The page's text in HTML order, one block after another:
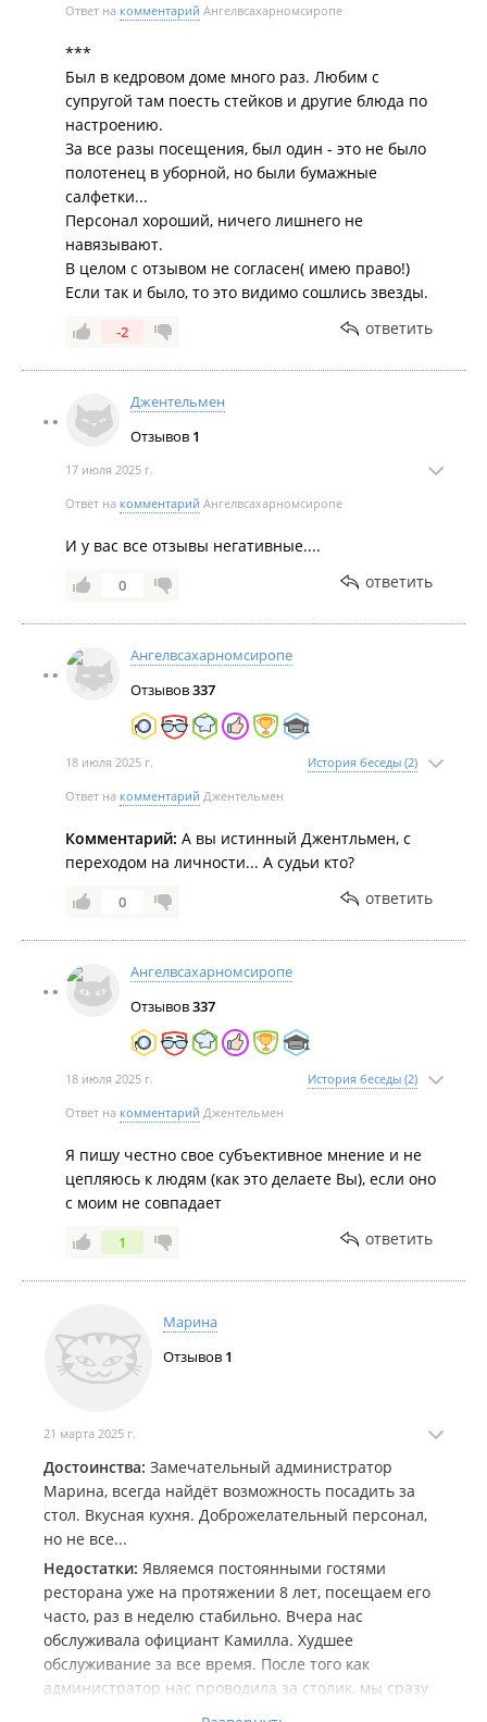
Ответ на комментарий Ангелвсахарномсиропе
***
Был в кедровом доме много раз. Любим с
супругой там поесть стейков и другие блюда по
настроению.
За все разы посещения, был один - это не было
полотенец в уборной, но были бумажные
салфетки...
Персонал хороший, ничего лишнего не
навязывают.
В целом с отзывом не согласен( имею право!)
Если так и было, то это видимо сошлись звезды.
-2 ответить
Джентельмен
Отзывов 1
17 июля 2025 г.
Ответ на комментарий Ангелвсахарномсиропе
И у вас все отзывы негативные....
0 ответить
Ангелвсахарномсиропе
Отзывов337
18 июля 2025 г. История беседы (2)
Ответ на комментарий Джентельмен
Комментарий: А вы истинный Джентльмен, с
переходом на личности... А судьи кто?
0 ответить
Ангелвсахарномсиропе
Отзывов337
18 июля 2025 г. История беседы (2)
Ответ на комментарий Джентельмен
Я пишу честно свое субъективное мнение и не
цепляюсь к людям (как это делаете Вы), если оно
с моим не совпадает
1 ответить
Марина
Отзывов 1
21 марта 2025 г.
Достоинства: Замечательный администратор
Марина, всегда найдёт возможность посадить за
стол. Вкусная кухня. Доброжелательный персонал,
но не все...
Недостатки: Являемся постоянными гостями
ресторана уже на протяжении 8 лет, посещаем его
часто, раз в неделю стабильно. Вчера нас
обслуживала официант Камилла. Худшее
обслуживание за все время. После того как
администратор нас проводила за столик, мы сразу